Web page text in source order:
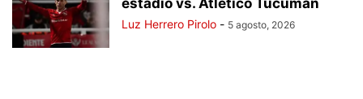
estadio vs. Atlético Tucumán
Luz Herrero Pirolo - 5 agosto, 2026